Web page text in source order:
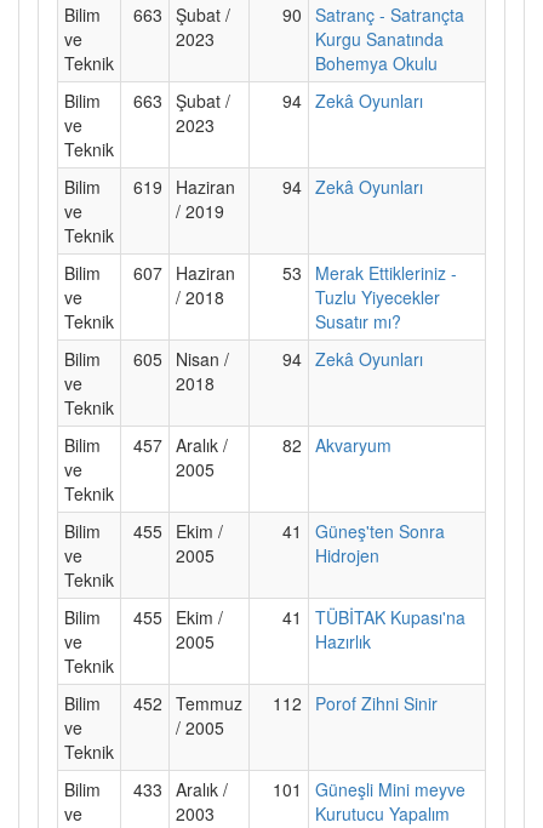
Bilim
ve
Teknik
663 Şubat /
2023
90 Satranç - Satrançta
Kurgu Sanatında
Bohemya Okulu
Bilim
ve
Teknik
663 Şubat /
2023
94 Zekâ Oyunları
Bilim
ve
Teknik
619
Haziran
/ 2019
94 Zekâ Oyunları
Bilim
ve
Teknik
607 Haziran
/ 2018
53
Merak Ettikleriniz -
Tuzlu Yiyecekler
Susatır mı?
Bilim
ve
Teknik
605 Nisan /
2018
94 Zekâ Oyunları
Bilim
ve
Teknik
457 Aralık /
2005
82 Akvaryum
Bilim
ve
Teknik
455 Ekim /
2005
41
Güneş'ten Sonra
Hidrojen
Bilim
ve
Teknik
455 Ekim /
2005
41
TÜBİTAK Kupası'na
Hazırlık
Bilim
ve
Teknik
452 Temmuz
/ 2005
112 Porof Zihni Sinir
Bilim
ve
433 Aralık /
2003
101
Güneşli Mini meyve
Kurutucu Yapalım